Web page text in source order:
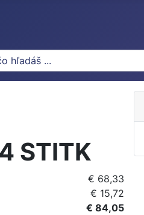
STITK
€ 68,33
€ 15,72
€ 84,05